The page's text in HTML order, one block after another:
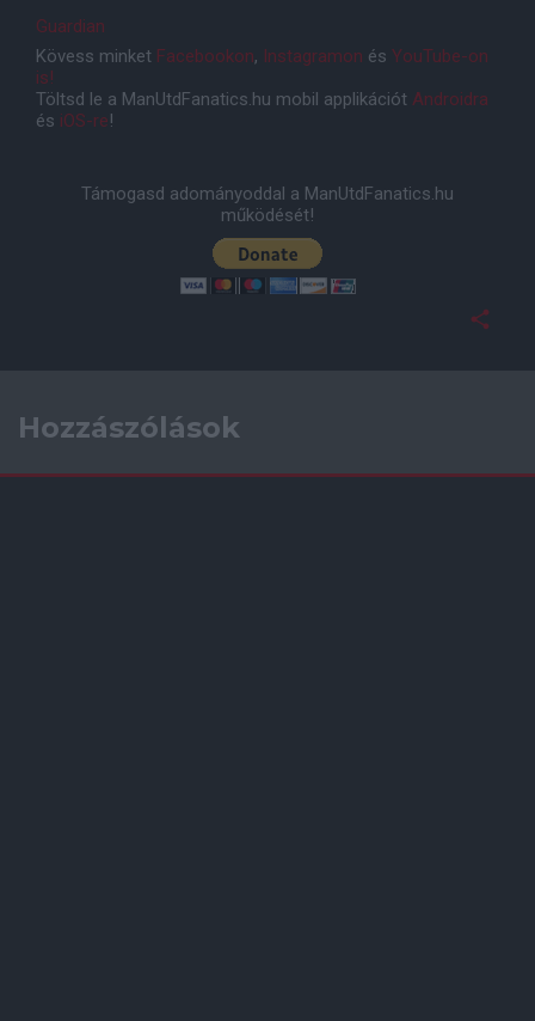
Guardian
Kövess minket Facebookon, Instagramon és YouTube-on
is!
Töltsd le a ManUtdFanatics.hu mobil applikációt Androidra
és iOS-re!
Támogasd adományoddal a ManUtdFanatics.hu
működését!
Hozzászólások